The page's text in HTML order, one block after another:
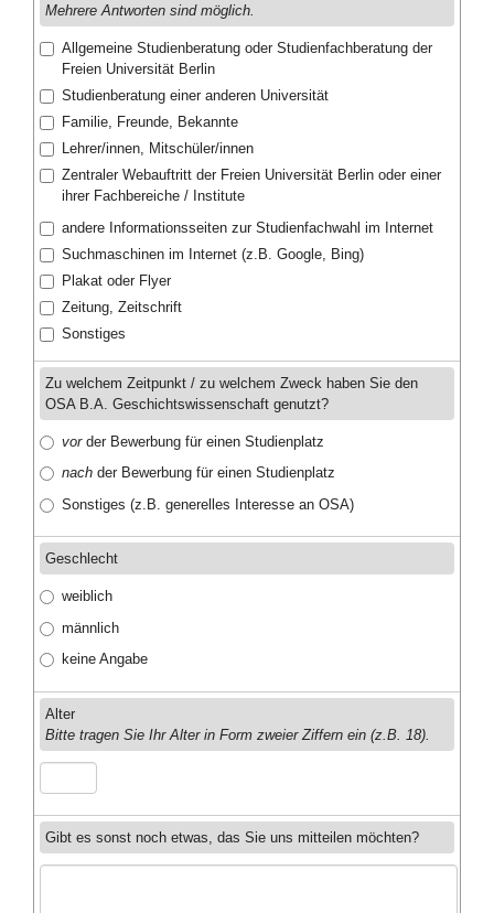
Mehrere Antworten sind möglich.
Allgemeine Studienberatung oder Studienfachberatung der
Freien Universität Berlin
Studienberatung einer anderen Universität
Familie, Freunde, Bekannte
Lehrer/innen, Mitschüler/innen
Zentraler Webauftritt der Freien Universität Berlin oder einer
ihrer Fachbereiche / Institute
andere Informationsseiten zur Studienfachwahl im Internet
Suchmaschinen im Internet (z.B. Google, Bing)
Plakat oder Flyer
Zeitung, Zeitschrift
Sonstiges
Zu welchem Zeitpunkt / zu welchem Zweck haben Sie den
OSA B.A. Geschichtswissenschaft genutzt?
vorder Bewerbung für einen Studienplatz
nach der Bewerbung für einen Studienplatz
Sonstiges (z.B. generelles Interesse an OSA)
Geschlecht
weiblich
männlich
keine Angabe
Alter
Bitte tragen Sie Ihr Alter in Form zweier Ziffern ein (z.B. 18).
Gibt es sonst noch etwas, das Sie uns mitteilen möchten?